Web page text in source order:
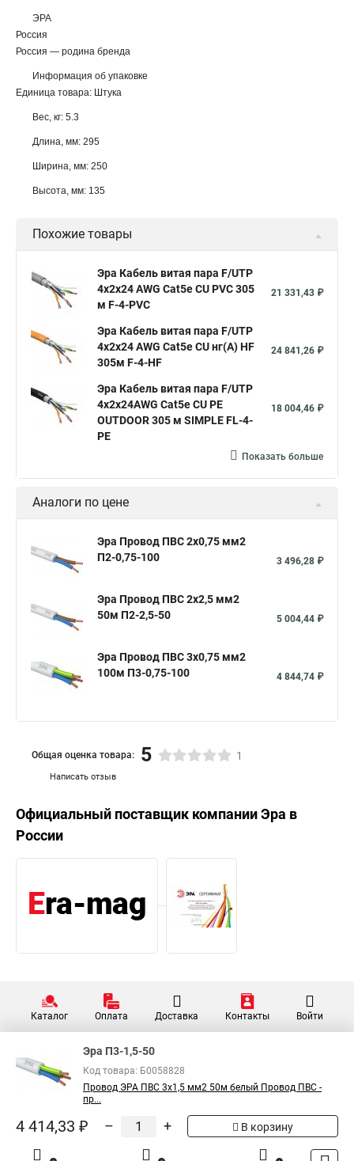
ЭРА
Россия
Россия — родина бренда
Информация об упаковке
Единица товара: Штука
Вес, кг: 5.3
Длина, мм: 295
Ширина, мм: 250
Высота, мм: 135
Похожие товары
Эра Кабель витая пара F/UTP
4x2x24 AWG Cat5e CU PVC 305
м F-4-PVC
21 331,43 ₽
Эра Кабель витая пара F/UTP
4x2x24 AWG Cat5e CU нг(А) HF
305м F-4-HF
24 841,26 ₽
Эра Кабель витая пара F/UTP
4x2x24AWG Cat5e CU PE
OUTDOOR 305 м SIMPLE FL-4-
PE
18 004,46 ₽
Показать больше
Аналоги по цене
Эра Провод ПВС 2х0,75 мм2
П2-0,75-100
3 496,28 ₽
Эра Провод ПВС 2х2,5 мм2
50м П2-2,5-50
5 004,44 ₽
Эра Провод ПВС 3х0,75 мм2
100м П3-0,75-100
4 844,74 ₽
Написать отзыв
Общая оценка товара: 5 1
Официальный поставщик компанииЭра в
России
Каталог Оплата Доставка Контакты Войти
Эра П3-1,5-50
Код товара: Б0058828
Провод ЭРА ПВС 3х1,5 мм2 50м белый Провод ПВС -
пр...
4 414,33 ₽ – + В корзину